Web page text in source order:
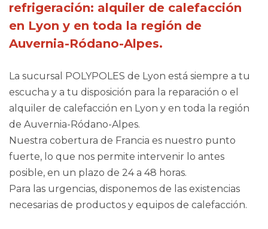
refrigeración: alquiler de calefacción
en Lyon y en toda la región de
Auvernia-Ródano-Alpes.
La sucursal POLYPOLES de Lyon está siempre a tu
escucha y a tu disposición para la reparación o el
alquiler de calefacción en Lyon y en toda la región
de Auvernia-Ródano-Alpes.
Nuestra cobertura de Francia es nuestro punto
fuerte, lo que nos permite intervenir lo antes
posible, en un plazo de 24 a 48 horas.
Para las urgencias, disponemos de las existencias
necesarias de productos y equipos de calefacción.